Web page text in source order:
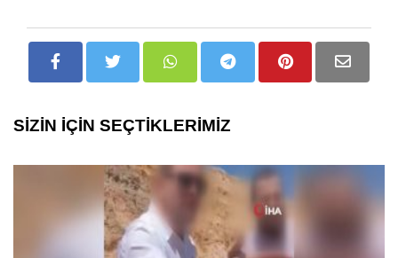
SİZİN İÇİN SEÇTİKLERİMİZ